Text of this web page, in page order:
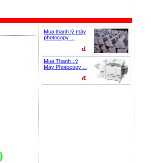
Mua thanh lý máy
photocopy ...
đ.
Mua Thanh Lý
Máy Photocopy ...
đ.